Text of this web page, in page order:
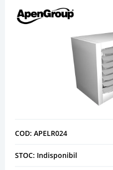
COD: APELR024
STOC: Indisponibil